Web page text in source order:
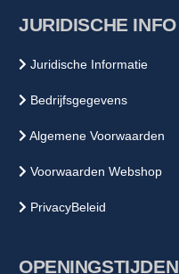
JURIDISCHE INFO
Juridische Informatie
Bedrijfsgegevens
Algemene Voorwaarden
Voorwaarden Webshop
PrivacyBeleid
OPENINGSTIJDEN